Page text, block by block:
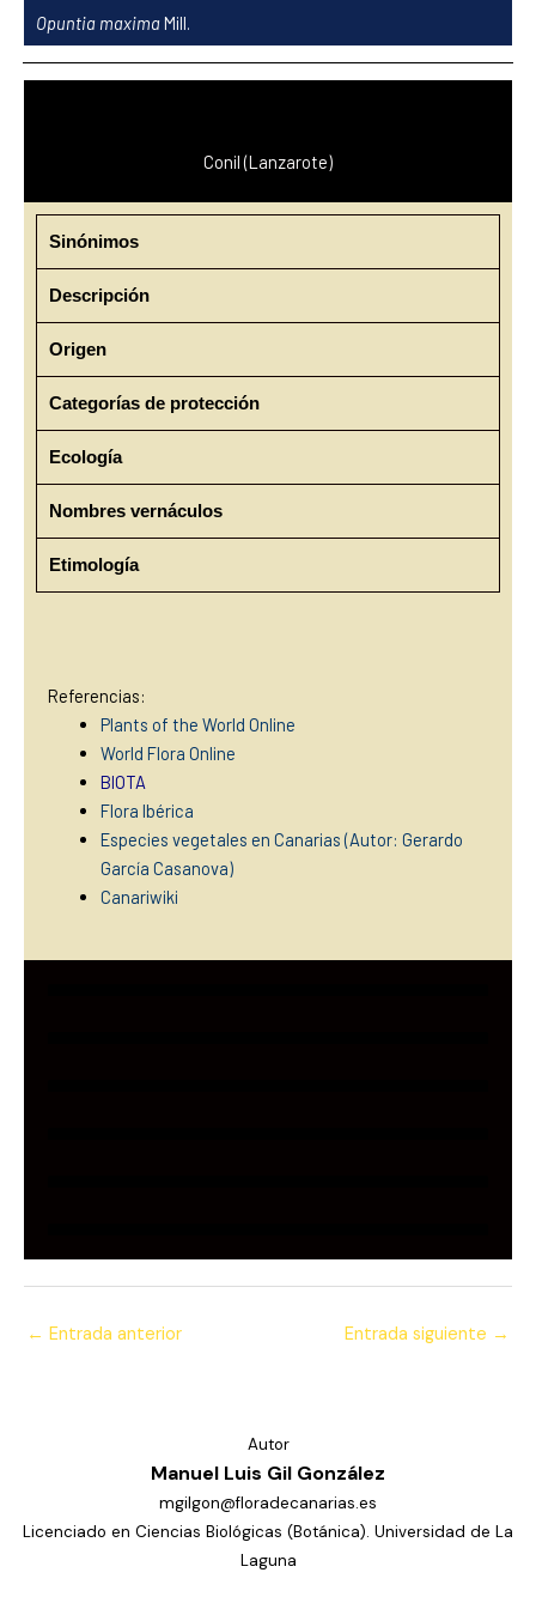
contenido
Opuntia maximaMill.
Conil (Lanzarote)
Sinónimos
Descripción
Origen
Categorías de protección
Ecología
Nombres vernáculos
Etimología
Referencias:
Plants of the World Online
World Flora Online
BIOTA
Flora Ibérica
Especies vegetales en Canarias (Autor: Gerardo
García Casanova)
Canariwiki
← Entrada anterior Entrada siguiente →
Autor
Manuel Luis Gil González
mgilgon@floradecanarias.es
Licenciado en Ciencias Biológicas (Botánica). Universidad de La
Laguna